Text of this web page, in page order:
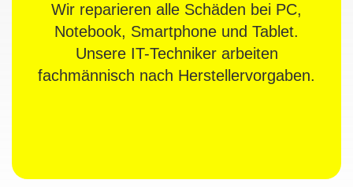
Wir reparieren alle Schäden bei PC,
Notebook, Smartphone und Tablet.
Unsere IT-Techniker arbeiten
fachmännisch nach Herstellervorgaben.